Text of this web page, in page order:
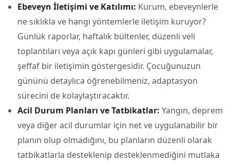
Ebeveyn İletişimi ve Katılımı: Kurum, ebeveynlerle
ne sıklıkla ve hangi yöntemlerle iletişim kuruyor?
Günlük raporlar, haftalık bültenler, düzenli veli
toplantıları veya açık kapı günleri gibi uygulamalar,
şeffaf bir iletişimin göstergesidir. Çocuğunuzun
gününü detaylıca öğrenebilmeniz, adaptasyon
sürecini de kolaylaştıracaktır.
Acil Durum Planları ve Tatbikatlar: Yangın, deprem
veya diğer acil durumlar için net ve uygulanabilir bir
planın olup olmadığını, bu planların düzenli olarak
tatbikatlarla desteklenip desteklenmediğini mutlaka